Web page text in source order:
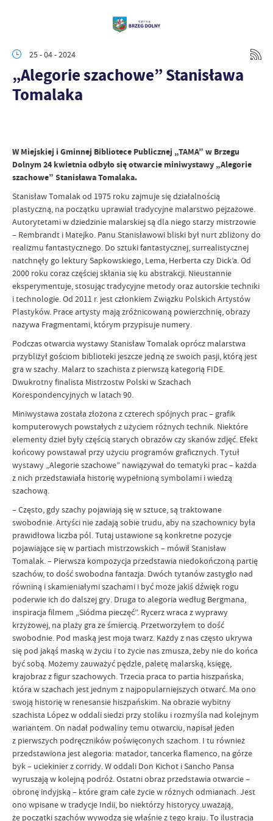
25 - 04 - 2024
„Alegorie szachowe” Stanisława
Tomalaka
W Miejskiej i Gminnej Bibliotece Publicznej „TAMA” w Brzegu
Dolnym 24 kwietnia odbyło się otwarcie miniwystawy „Alegorie
szachowe” Stanisława Tomalaka.
Stanisław Tomalak od 1975 roku zajmuje się działalnością
plastyczną, na początku uprawiał tradycyjne malarstwo pejzażowe.
Autorytetami w dziedzinie malarskiej są dla niego starzy mistrzowie
– Rembrandt i Matejko. Panu Stanisławowi bliski był nurt zbliżony do
realizmu fantastycznego. Do sztuki fantastycznej, surrealistycznej
natchnęły go lektury Sapkowskiego, Lema, Herberta czy Dick’a. Od
2000 roku coraz częściej skłania się ku abstrakcji. Nieustannie
eksperymentuje, stosując tradycyjne metody oraz autorskie techniki
i technologie. Od 2011 r. jest członkiem Związku Polskich Artystów
Plastyków. Prace artysty mają zróżnicowaną powierzchnię, obrazy
nazywa Fragmentami, którym przypisuje numery.
Podczas otwarcia wystawy Stanisław Tomalak oprócz malarstwa
przybliżył gościom biblioteki jeszcze jedną ze swoich pasji, którą jest
gra w szachy. Malarz to szachista z pierwszą kategorią FIDE.
Dwukrotny finalista Mistrzostw Polski w Szachach
Korespondencyjnych w latach 90.
Miniwystawa została złożona z czterech spójnych prac – grafik
komputerowych powstałych z użyciem różnych technik. Niektóre
elementy dzieł były częścią starych obrazów czy skanów zdjęć. Efekt
końcowy powstawał przy użyciu programów graficznych. Tytuł
wystawy „Alegorie szachowe” nawiązywał do tematyki prac – każda
z nich przedstawiała historię wypełnioną symbolami i wiedzą
szachową.
– Często, gdy szachy pojawiają się w sztuce, są traktowane
swobodnie. Artyści nie zadają sobie trudu, aby na szachownicy była
prawidłowa liczba pól. Tutaj ustawione są konkretne pozycje
pojawiające się w partiach mistrzowskich – mówił Stanisław
Tomalak. – Pierwsza kompozycja przedstawia niedokończoną partię
szachów, to dość swobodna fantazja. Dwóch tytanów zastygło nad
równiną i skamieniałymi szachami i być może jakiś dźwięk rogu
poderwie ich do dalszej gry. Druga to alegoria według Bergmana,
inspiracja filmem „Siódma pieczęć”. Rycerz wraca z wyprawy
krzyżowej, na plaży gra ze śmiercią. Przetworzyłem to dość
swobodnie. Pod maską jest moja twarz. Każdy z nas często ukrywa
się pod jakąś maską w życiu i to życie nas zmusza, żeby nie do końca
być sobą. Możemy zauważyć pędzle, paletę malarską, księgę,
krajobraz z figur szachowych. Trzecia praca to partia hiszpańska,
która w szachach jest jednym z najpopularniejszych otwarć. Ma ono
swoją historię w renesansie hiszpańskim. Na obrazie wybitny
szachista López w oddali siedzi przy stoliku i rozmyśla nad kolejnym
wariantem. On nadał podwaliny temu otwarciu, napisał jeden
z pierwszych podręczników poświęconych szachom. I tu również
przedstawiona jest alegoria: matador, tancerka flamenco, na górze
byk – uciekinier z corridy. W oddali Don Kichot i Sancho Pansa
wyruszają w kolejną podróż. Ostatni obraz przedstawia otwarcie –
obronę indyjską – które gram całe życie w różnych odmianach. Jest
ono wpisane w tradycje Indii, bo niektórzy historycy uważają,
że początki szachów wywodzą się właśnie z tego kraju. To ilustracja